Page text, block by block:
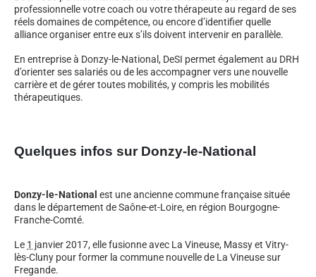
professionnelle votre coach ou votre thérapeute au regard de ses
réels domaines de compétence, ou encore d’identifier quelle
alliance organiser entre eux s’ils doivent intervenir en parallèle.
En entreprise à Donzy-le-National, DeSI permet également au DRH
d’orienter ses salariés ou de les accompagner vers une nouvelle
carrière et de gérer toutes mobilités, y compris les mobilités
thérapeutiques.
Quelques infos sur Donzy-le-National
Donzy-le-National est une ancienne commune française située
dans le département de Saône-et-Loire, en région Bourgogne-
Franche-Comté.
Le 1 janvier 2017, elle fusionne avec La Vineuse, Massy et Vitry-
lès-Cluny pour former la commune nouvelle de La Vineuse sur
Fregande.